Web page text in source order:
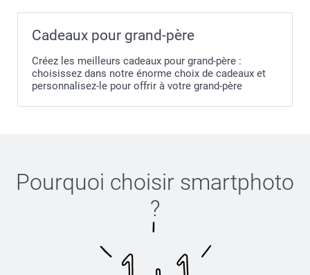
Cadeaux pour grand-père
Créez les meilleurs cadeaux pour grand-père :
choisissez dans notre énorme choix de cadeaux et
personnalisez-le pour offrir à votre grand-père
Pourquoi choisir smartphoto
?